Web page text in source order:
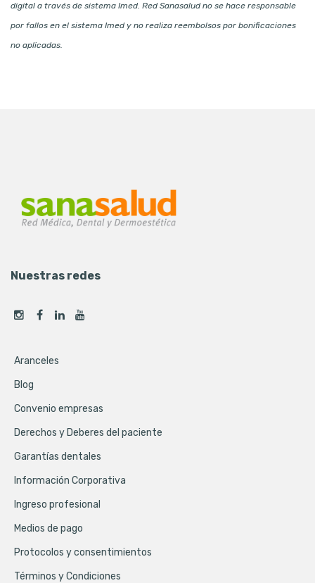
digital a través de sistema Imed. Red Sanasalud no se hace responsable
por fallos en el sistema Imed y no realiza reembolsos por bonificaciones
no aplicadas.
Nuestras redes
Aranceles
Blog
Convenio empresas
Derechos y Deberes del paciente
Garantías dentales
Información Corporativa
Ingreso profesional
Medios de pago
Protocolos y consentimientos
Términos y Condiciones